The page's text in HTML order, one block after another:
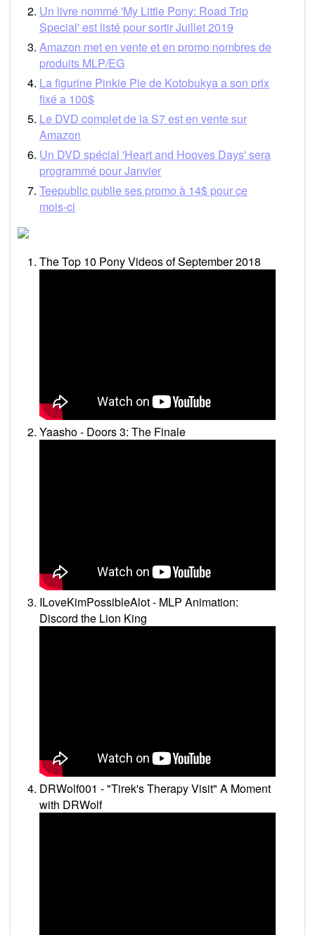
Un livre nommé 'My Little Pony: Road Trip
Special' est listé pour sortir Juillet 2019
Amazon met en vente et en promo nombres de
produits MLP/EG
La figurine Pinkie Pie de Kotobukya a son prix
fixé a 100$
Le DVD complet de la S7 est en vente sur
Amazon
Un DVD spécial 'Heart and Hooves Days' sera
programmé pour Janvier
Teepublic publie ses promo à 14$ pour ce
mois-ci
The Top 10 Pony Videos of September 2018
Yaasho - Doors 3: The Finale
ILoveKimPossibleAlot - MLP Animation:
Discord the Lion King
DRWolf001 - "Tirek's Therapy Visit" A Moment
with DRWolf